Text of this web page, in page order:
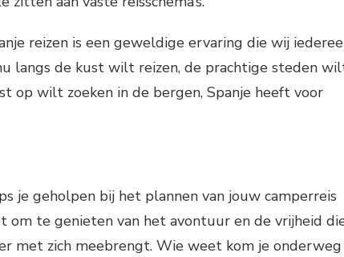
reizen is een geweldige ervaring die wij
langs de kust wilt reizen, de prachtige steden
op wilt zoeken in de bergen, Spanje heeft voor
je geholpen bij het plannen van jouw camperreis
om te genieten van het avontuur en de vrijheid
met zich meebrengt. Wie weet kom je onderweg